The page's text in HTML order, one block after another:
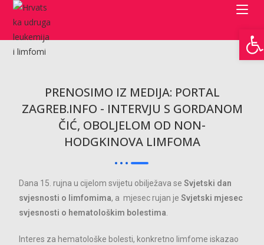
PRENOSIMO IZ MEDIJA: PORTAL
ZAGREB.INFO - INTERVJU S GORDANOM
ČIĆ, OBOLJELOM OD NON-
HODGKINOVA LIMFOMA
Dana 15. rujna u cijelom svijetu obilježava seSvjetski dan
svjesnosti o limfomima, a mjesec rujan jeSvjetski mjesec
svjesnosti o hematološkim bolestima
Interes za hematološke bolesti, konkretno limfome iskazao
Open toolbar